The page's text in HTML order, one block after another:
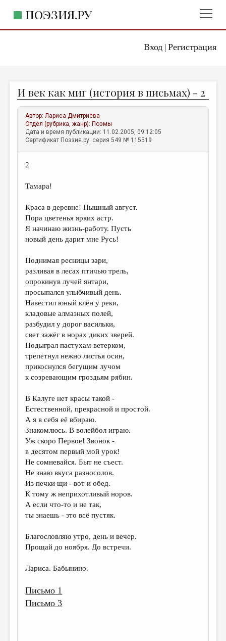
Вход| Регистрация
ПОЭЗИЯ.РУ
ЖАНРЫ
АВТОРЫ
КОММЕНТАРИИ
ЛИТСАЛОН
НОВОСТИ
ПРАВИЛА САЙТА
ОТДЕЛЫ И РУБРИКИ
ИЗБРАННОЕ
ДАЙДЖЕСТ
ПРОИЗВЕДЕНИЯ
ПЕРЕВОДЫ
КОНКУРСЫ
ДЕТСКАЯ КОМНАТА
КНИЖНАЯ ПОЛКА
ОБЗОР ЛИТЕРАТУРЫ
СТРАНИЦЫ ПАМЯТИ
ОБЪЯВЛЕНИЯ
КОЛОНКА РЕДАКТОРА
РЕДКОЛЛЕГИЯ
ОТ РЕДАКЦИИ
МАЛАЯ ПРОЗА
ЭССЕИСТИКА
ЛИТЕРАТУРОВЕДЕНИЕ
КУЛЬТУРОВЕДЕНИЕ
РЕЦЕНЗИРОВАНИЕ
МЕДИА
И век как миг (история в письмах) - 2
Автор:Лариса Дмитриева
Отдел (рубрика, жанр): Поэмы
Дата и время публикации: 11.02.2005, 09:12:05
Сертификат Поэзия.ру: серия 549 № 115519
2
Тамара!
Краса в деревне! Пышный август.
Пора цветенья ярких астр.
Я начинаю жизнь-работу. Пусть
новый день дарит мне Русь!
Поднимая ресницы зари,
разливая в лесах птичью трель,
опрокинув лучей янтари,
просыпался улыбчивый день.
Навестил юный клён у реки,
кладовые алмазных полей,
разбудил у дорог васильки,
свет зажёг в норах диких зверей.
Подыграл пастухам ветерком,
трепетнул нежно листья осин,
прикоснулся бегущим лучом
к созревающим гроздьям рябин.
В Калуге нет красы такой -
Естественной, прекрасной и простой.
А я в себя её вбираю.
Знакомлюсь. В волейбол играю.
Уж скоро Первое! Звонок -
в десятом первый мой урок!
Не сомневайся. Быт не съест.
Не знаю вкуса разносолов.
Из печки щи - вот и обед.
К тому ж неприхотливый норов.
А если что-то и не так,
ты знаешь - это всё пустяк.
Благословляю утро, день и вечер.
Прощай до ноября. До встречи.
Лариса. Бабынино.
Письмо 1
Письмо 3